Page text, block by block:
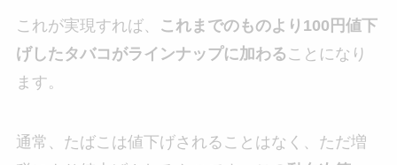
これが実現すれば、
これまでのものより100円値下
げしたタバコがラインナップに加わる ことになり
ます。
通常、たばこは値下げされることはなく、ただ増